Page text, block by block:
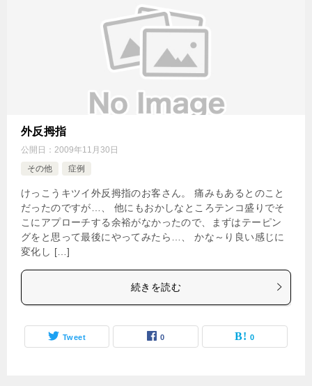
外反拇指
公開日： 2009年11月30日
その他
症例
けっこうキツイ外反拇指のお客さん。 痛みもあるとのこと
だったのですが…、 他にもおかしなところテンコ盛りでそ
こにアプローチする余裕がなかったので、まずはテーピン
グをと思って最後にやってみたら…、 かな～り良い感じに
変化し […]
続きを読む
Tweet 0 0